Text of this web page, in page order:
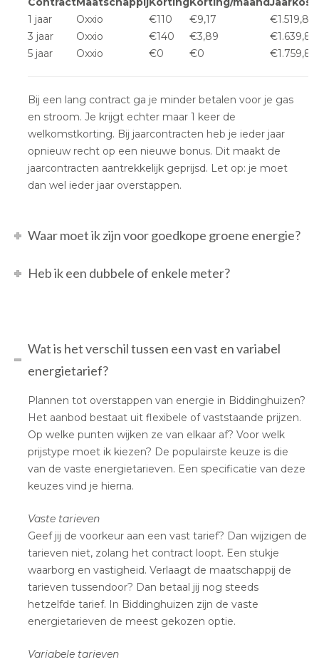
1 jaar
Oxxio €110 €9,17
€1.519,80
3 jaar
Oxxio €140 €3,89
€1.639,80
5 jaar
Oxxio €0 €0 €1.759,80
Bij een lang contract ga je minder betalen voor je gas
en stroom. Je krijgt echter maar 1 keer de
welkomstkorting. Bij jaarcontracten heb je ieder jaar
opnieuw recht op een nieuwe bonus. Dit maakt de
jaarcontracten aantrekkelijk geprijsd. Let op: je moet
dan wel ieder jaar overstappen.
Waar moet ik zijn voor goedkope groene energie?
Heb ik een dubbele of enkele meter?
Wat is het verschil tussen een vast en variabel
energietarief?
Plannen tot overstappen van energie in Biddinghuizen?
Het aanbod bestaat uit flexibele of vaststaande prijzen.
Op welke punten wijken ze van elkaar af? Voor welk
prijstype moet ik kiezen? De populairste keuze is die
van de vaste energietarieven. Een specificatie van deze
keuzes vind je hierna.
Vaste tarieven
Geef jij de voorkeur aan een vast tarief? Dan wijzigen de
tarieven niet, zolang het contract loopt. Een stukje
waarborg en vastigheid. Verlaagt de maatschappij de
tarieven tussendoor? Dan betaal jij nog steeds
hetzelfde tarief. In Biddinghuizen zijn de vaste
energietarieven de meest gekozen optie.
Variabele tarieven